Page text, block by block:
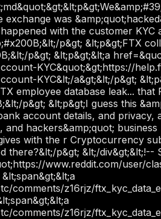
was
with the customer
p&gt; &lt;p&gt;FTX
p&gt; &lt;p&gt;&lt;a
KYC&quot;&gt;https://
KYC&lt;/a&gt;&lt;/p&gt;
employee database leak... that
p&gt; &lt;p&gt;I guess this
account details, and privacy,
hackers&amp;quot; business
with the r Cryptocurrency
p&gt; &lt;/div&gt;&lt;!--
www.reddit.com/user/
comments/z16rjz/
comments/z16rjz/